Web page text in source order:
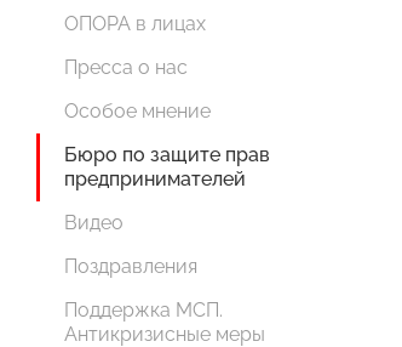
ОПОРА в лицах
Пресса о нас
Особое мнение
Бюро по защите прав
предпринимателей
Видео
Поздравления
Поддержка МСП.
Антикризисные меры